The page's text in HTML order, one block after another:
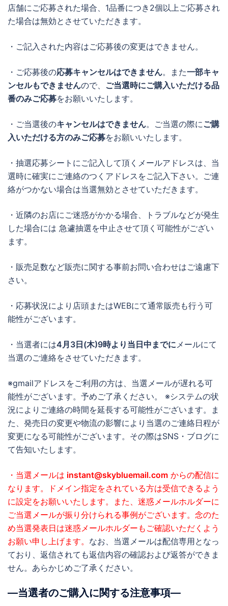
店舗にご応募された場合、1品番につき2個以上ご応募され
た場合は無効とさせていただきます。
・ご記入された内容はご応募後の変更はできません。
・ご応募後の応募キャンセルはできません。また一部キャ
ンセルもできませんので、 ご当選時にご購入いただける品
番のみご応募をお願いいたします。
・ご当選後のキャンセルはできません。ご当選の際に ご購
入いただける方のみご応募をお願いいたします。
・抽選応募シートにご記入して頂くメールアドレスは、当
選時に確実にご連絡のつくアドレスをご記入下さい。ご連
絡がつかない場合は当選無効とさせていただきます。
・近隣のお店にご迷惑がかかる場合、トラブルなどが発生
した場合には 急遽抽選を中止させて頂く可能性がござい
ます。
・販売足数など販売に関する事前お問い合わせはご遠慮下
さい。
・応募状況により店頭またはWEBにて通常販売も行う可
能性がございます。
・当選者には4月3日(木)9時より当日中までに メールにて
当選のご連絡をさせていただきます。
※gmailアドレスをご利用の方は、当選メールが遅れる可
能性がございます。予めご了承ください。 ※システムの状
況によりご連絡の時間を延長する可能性がございます。ま
た、発売日の変更や物流の影響により当選のご連絡日程が
変更になる可能性がございます。その際はSNS・ブログに
て告知いたします。
・当選メールは instant@skybluemail.com からの配信に
なります。ドメイン指定をされている方は受信できるよう
に設定をお願いいたします。また、迷惑メールホルダーに
ご当選メールが振り分けられる事例がございます。念のた
め当選発表日は迷惑メールホルダーもご確認いただくよう
お願い申し上げます。 なお、当選メールは配信専用となっ
ており、返信されても返信内容の確認および返答ができま
せん。あらかじめご了承ください。
―当選者のご購入に関する注意事項―